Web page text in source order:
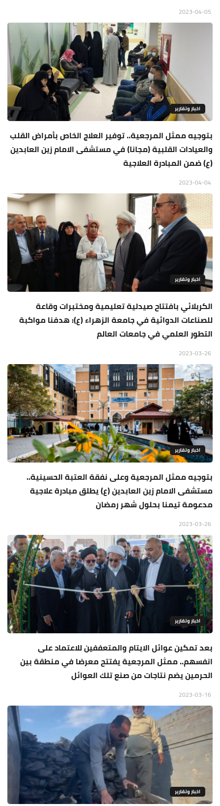
اخبار وتقارير
بتوجيه ممثل المرجعية.. توفير العلاج الخاص بأمراض القلب
والعيادات القلبية (مجانا) في مستشفى الامام زين العابدين
(ع) ضمن المبادرة العلاجية
اخبار وتقارير
الكربلائي بافتتاح صيدلية تعليمية ومختبرات وقاعة
للصناعات الدوائية في جامعة الزهراء (ع): هدفنا مواكبة
التطور العلمي في جامعات العالم
اخبار وتقارير
بتوجيه ممثل المرجعية وعلى نفقة العتبة الحسينية..
مستشفى الامام زين العابدين (ع) يطلق مبادرة علاجية
مدعومة تيمنا بحلول شهر رمضان
اخبار وتقارير
بعد تمكين عوائل الايتام والمتعففين للاعتماد على
انفسهم.. ممثل المرجعية يفتتح معرضا في منطقة بين
الحرمين يضم نتاجات من صنع تلك العوائل
اخبار وتقارير